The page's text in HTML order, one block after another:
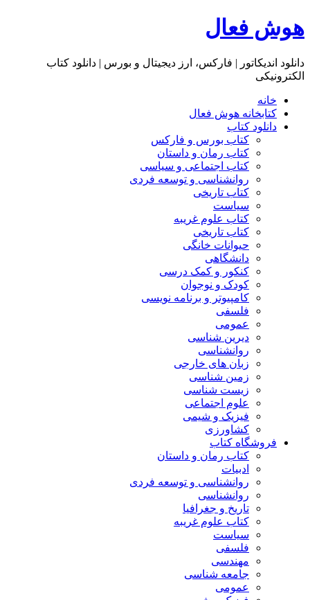
هوش فعال
دانلود اندیکاتور | فارکس، ارز دیجیتال و بورس | دانلود کتاب
الکترونیکی
خانه
کتابخانه هوش فعال
دانلود کتاب
کتاب بورس و فارکس
کتاب رمان و داستان
کتاب اجتماعی و سیاسی
روانشناسی و توسعه فردی
کتاب تاریخی
سیاست
کتاب علوم غریبه
کتاب تاریخی
حیوانات خانگی
دانشگاهی
کنکور و کمک‌ درسی
کودک و نوجوان
کامپیوتر و برنامه نویسی
فلسفی
عمومی
دیرین شناسی
روانشناسی
زبان های خارجی
زمین شناسی
زیست شناسی
علوم اجتماعی
فیزیک و شیمی
کشاورزی
فروشگاه کتاب
کتاب رمان و داستان
ادبیات
روانشناسی و توسعه فردی
روانشناسی
تاریخ و جغرافیا
کتاب علوم غریبه
سیاست
فلسفی
مهندسی
جامعه شناسی
عمومی